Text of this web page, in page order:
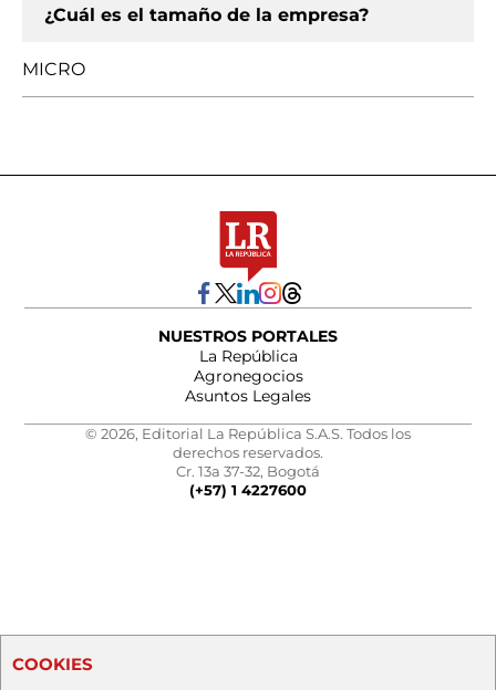
¿Cuál es el tamaño de la empresa?
MICRO
NUESTROS PORTALES
La República
Agronegocios
Asuntos Legales
© 2026, Editorial La República S.A.S. Todos los
derechos reservados.
Cr. 13a 37-32, Bogotá
(+57) 1 4227600
COOKIES